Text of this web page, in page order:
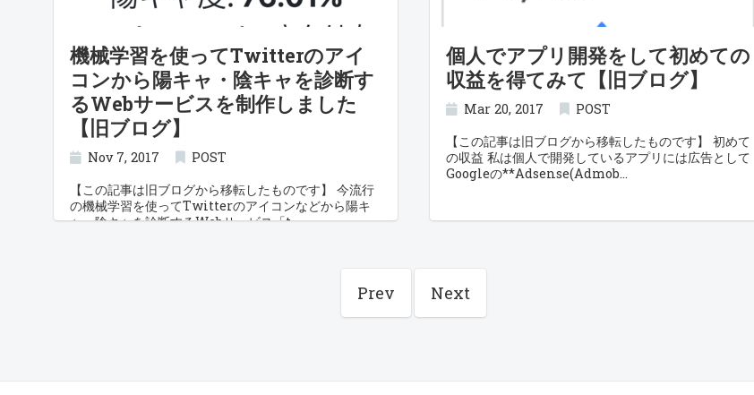
機械学習を使ってTwitterのアイ
コンから陽キャ・陰キャを診断す
るWebサービスを制作しました
【旧ブログ】
Nov 7, 2017
POST
【この記事は旧ブログから移転したものです】 今流行
の機械学習を使ってTwitterのアイコンなどから陽キ
ャ・陰キャを診断するWebサービス「t
個人でアプリ開発をして初めての
収益を得てみて【旧ブログ】
Mar 20, 2017
POST
【この記事は旧ブログから移転したものです】 初めて
の収益 私は個人で開発しているアプリには広告として
Googleの**Adsense(Admob
Prev Next